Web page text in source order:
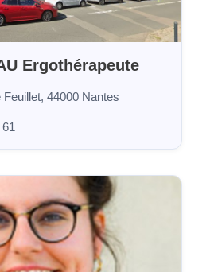
Ergothérapeute
44000 Nantes